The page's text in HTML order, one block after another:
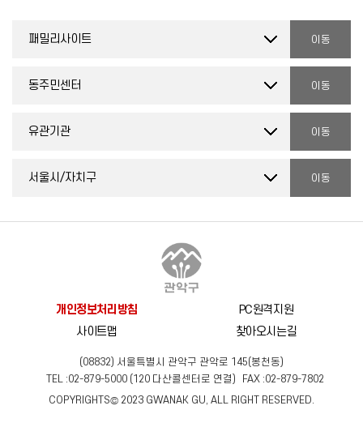
개인정보처리방침
PC원격지원
사이트맵
찾아오시는길
(08832) 서울특별시 관악구 관악로 145(봉천동)
TEL :02-879-5000(120다산콜센터로 연결) FAX :02-879-7802
COPYRIGHTS© 2023 GWANAK GU, ALL RIGHT RESERVED.